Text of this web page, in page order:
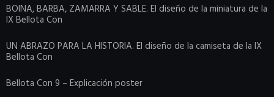
BOINA, BARBA, ZAMARRA Y SABLE. El diseño de la miniatura de la
IX Bellota Con
UN ABRAZO PARA LA HISTORIA. El diseño de la camiseta de la IX
Bellota Con
Bellota Con 9 – Explicación poster